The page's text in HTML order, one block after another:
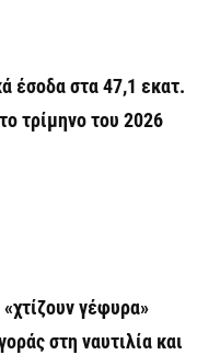
έσοδα στα 47,1 εκατ.
τρίμηνο του 2026
γέφυρα»
στη ναυτιλία και